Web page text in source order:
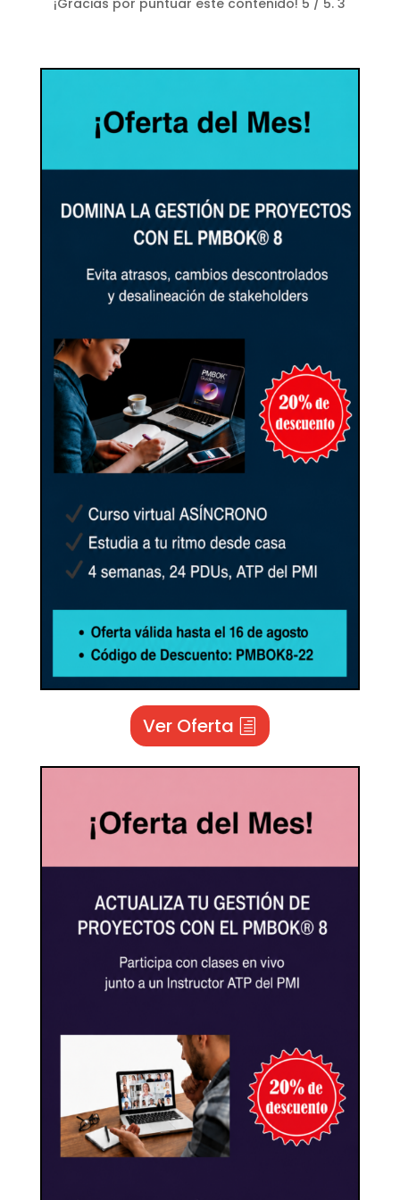
¡Gracias por puntuar este contenido! 5 / 5.3
Ver Oferta